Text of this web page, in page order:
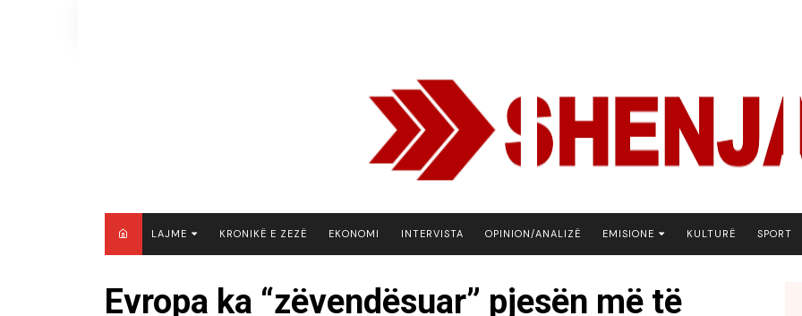
LAJME
KOSOVË
KRONIKË E ZEZË EKONOMI INTERVISTA OPINION/ANALIZË EMISIONE
BOTA NE FOKUS
KULTURË SPORT
Evropa ka “zëvendësuar” pjesën më të